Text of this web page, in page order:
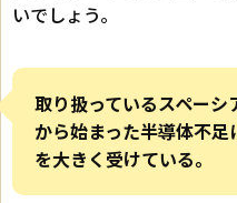
いでしょう。
取り扱っているスペー
から始まった半導体不
を大きく受けている。